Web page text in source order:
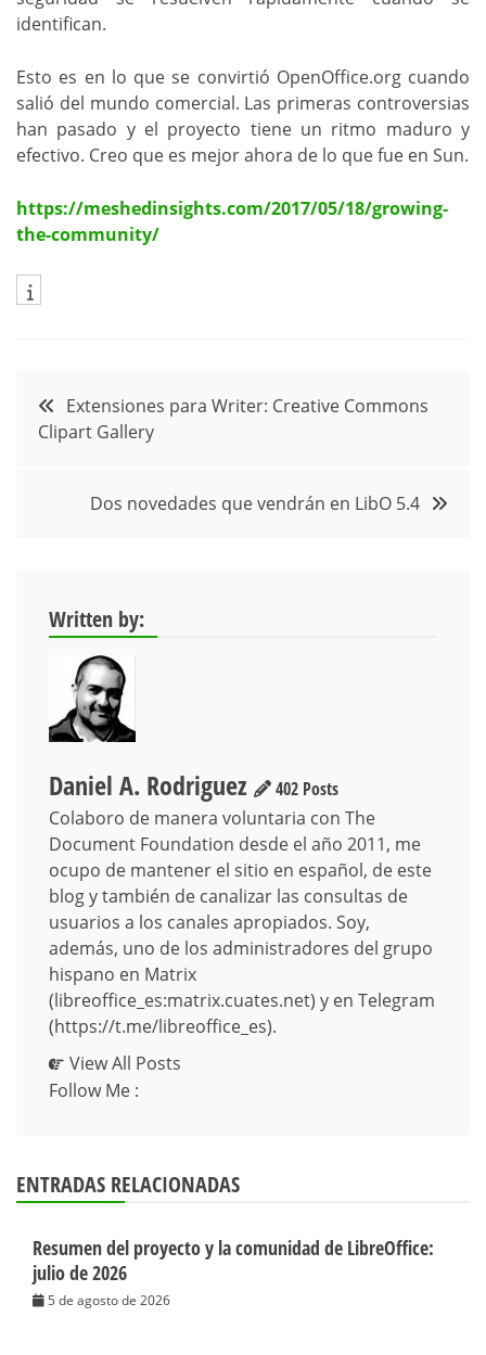
identifican.
Esto es en lo que se convirtió OpenOffice.org cuando
salió del mundo comercial. Las primeras controversias
han pasado y el proyecto tiene un ritmo maduro y
efectivo. Creo que es mejor ahora de lo que fue en Sun.
https://meshedinsights.com/2017/05/18/growing-
the-community/
Navegación
de
entradas
Extensiones para Writer: Creative Commons
Clipart Gallery
Dos novedades que vendrán en LibO 5.4
Written by:
Daniel A. Rodriguez
402 Posts
Colaboro de manera voluntaria con The
Document Foundation desde el año 2011, me
ocupo de mantener el sitio en español, de este
blog y también de canalizar las consultas de
usuarios a los canales apropiados. Soy,
además, uno de los administradores del grupo
hispano en Matrix
(libreoffice_es:matrix.cuates.net) y en Telegram
(https://t.me/libreoffice_es).
View All Posts
Follow Me :
ENTRADAS RELACIONADAS
Resumen del proyecto y la comunidad de LibreOffice:
julio de 2026
5 de agosto de 2026